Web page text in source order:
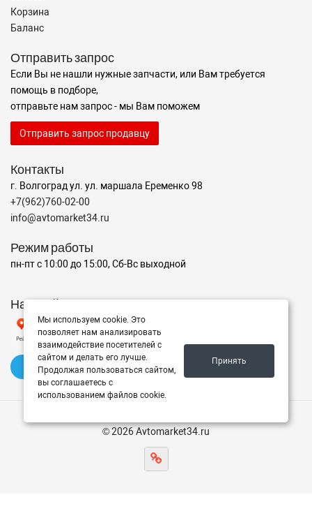
Корзина
Баланс
Отправить запрос
Если Вы не нашли нужные запчасти, или Вам требуется
помощь в подборе,
отправьте нам запрос - мы Вам поможем
Отправить запрос продавцу
Контакты
г. Волгоград ул. ул. маршала Еременко 98
+7(962)760-02-00
info@avtomarket34.ru
Режим работы
пн-пт с 10:00 до 15:00, Сб-Вс выходной
Наш рейтинг на Яндексе
✍️ Оставить отзыв
© 2026 Avtomarket34.ru
Мы используем cookie. Это
позволяет нам анализировать
взаимодействие посетителей с
сайтом и делать его лучше.
Продолжая пользоваться сайтом,
вы соглашаетесь с
использованием файлов cookie.
Принять